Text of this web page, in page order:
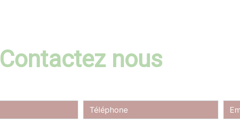
Contactez nous